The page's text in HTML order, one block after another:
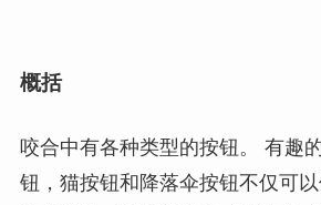
概括
咬合中有各种类型的按钮。 有趣
钮，猫按钮和降落伞按钮不仅可